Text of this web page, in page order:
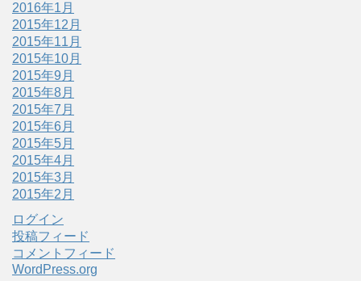
2016年1月
2015年12月
2015年11月
2015年10月
2015年9月
2015年8月
2015年7月
2015年6月
2015年5月
2015年4月
2015年3月
2015年2月
ログイン
投稿フィード
コメントフィード
WordPress.org